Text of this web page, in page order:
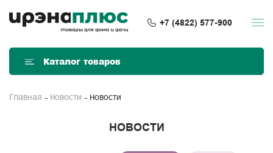
+7 (4822) 577-900
Каталог товаров
Главная Новости Новости
НОВОСТИ